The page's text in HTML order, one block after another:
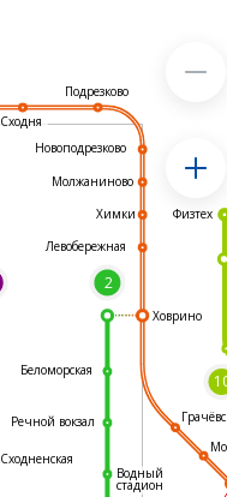
2
Сходня
Подрезково
Новоподрезково
Молжаниново
Химки
Левобережная
Ховрино
Водный
стадион
Сходненская
Физтех
Речной вокзал
Беломорская